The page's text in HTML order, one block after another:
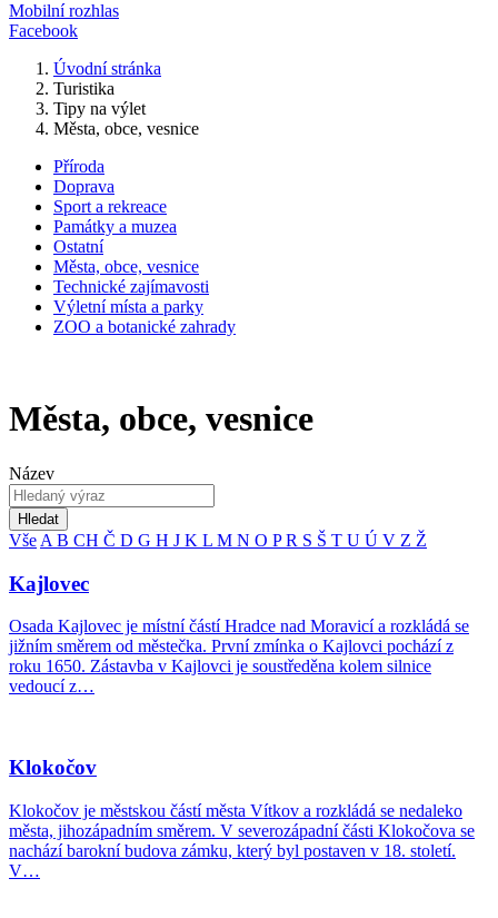
Mobilní rozhlas
Facebook
Úvodní stránka
Turistika
Tipy na výlet
Města, obce, vesnice
Příroda
Doprava
Sport a rekreace
Památky a muzea
Ostatní
Města, obce, vesnice
Technické zajímavosti
Výletní místa a parky
ZOO a botanické zahrady
Města, obce, vesnice
Název
Hledat
Vše A B CH Č D G H J K L M N O PR S Š T U Ú V Z Ž
Kajlovec
Osada Kajlovec je místní částí Hradce nad Moravicí a rozkládá se
jižním směrem od městečka. První zmínka o Kajlovci pochází z
roku 1650. Zástavba v Kajlovci je soustředěna kolem silnice
vedoucí z…
Klokočov
Klokočov je městskou částí města Vítkov a rozkládá se nedaleko
města, jihozápadním směrem. V severozápadní části Klokočova se
nachází barokní budova zámku, který byl postaven v 18. století.
V…